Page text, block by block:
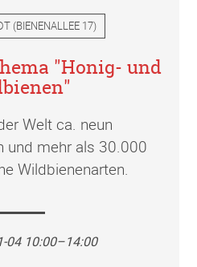
(BIENENALLEE 17)
"Honig- und
Welt ca. neun
und mehr als 30.000
Wildbienenarten.
04 10:00–14:00